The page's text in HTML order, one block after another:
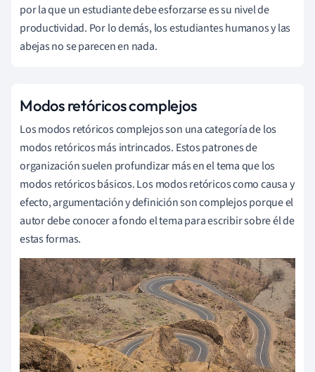
por la que un estudiante debe esforzarse es su nivel de
productividad. Por lo demás, los estudiantes humanos y las
abejas no se parecen en nada.
Modos retóricos complejos
Los modos retóricos complejos son una categoría de los
modos retóricos más intrincados. Estos patrones de
organización suelen profundizar más en el tema que los
modos retóricos básicos. Los modos retóricos como causa y
efecto, argumentación y definición son complejos porque el
autor debe conocer a fondo el tema para escribir sobre él de
estas formas.